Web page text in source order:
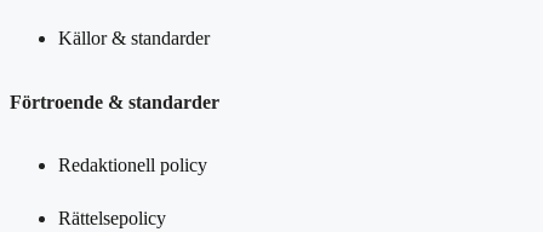
Källor & standarder
Förtroende & standarder
Redaktionell policy
Rättelsepolicy